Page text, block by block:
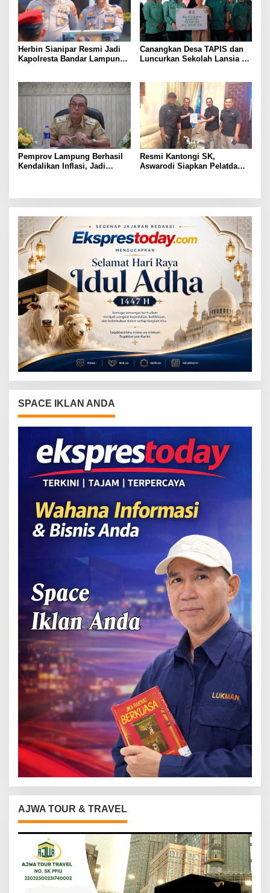
Herbin Sianipar Resmi Jadi
Kapolresta Bandar Lampung,
Canangkan Desa TAPIS dan
Luncurkan Sekolah Lansia di
Pembangunan SDM Dimulai
dari Desa
Pemprov Lampung Berhasil
Kendalikan Inflasi, Jadi
Resmi Kantongi SK,
Aswarodi Siapkan Pelatda
SPACE IKLAN ANDA
AJWA TOUR & TRAVEL